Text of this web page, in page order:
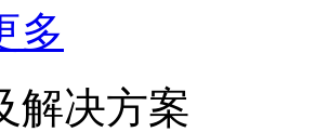
多
解决方案